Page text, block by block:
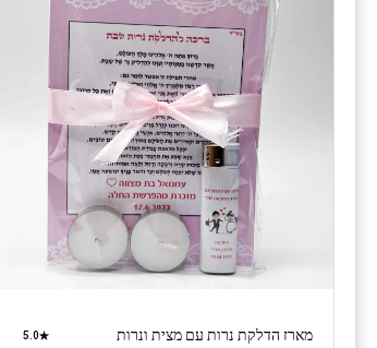
מארז הדלקת נרות עם מצית ונרות 5.0